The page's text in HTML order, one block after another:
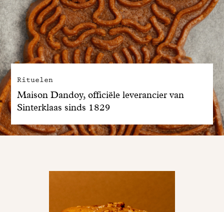
Rituelen
Maison Dandoy, officiële leverancier van
Sinterklaas sinds 1829